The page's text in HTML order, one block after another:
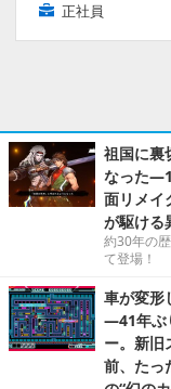
正社員
祖国に裏
なった
面リメイ
が駆ける
約30年の
て登場！
車が変形
―41年ぶ
ー。新旧
前、たっ